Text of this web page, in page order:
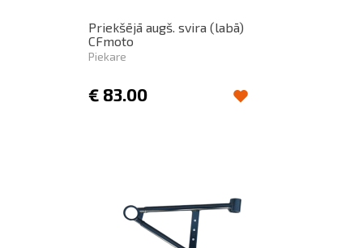
Priekšējā augš. svira (labā)
CFmoto
Piekare
€ 83.00